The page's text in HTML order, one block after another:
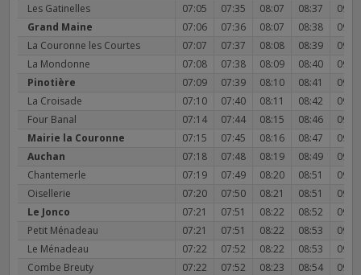
Les Gatinelles
Grand Maine
La Couronne les Courtes
La Mondonne
Pinotière
La Croisade
Four Banal
Mairie la Couronne
Auchan
Chantemerle
Oisellerie
Le Jonco
Petit Ménadeau
Le Ménadeau
Combe Breuty
07:05
07:35 08:07 08:37
09:15
07:06
07:36 08:07 08:38
09:16
07:07
07:37 08:08 08:39
09:17
07:08
07:38 08:09 08:40
09:18
07:09
07:39 08:10 08:41
09:19
07:10
07:40 08:11 08:42
09:20
07:14
07:44 08:15 08:46
09:24
07:15
07:45 08:16 08:47
09:25
07:18
07:48 08:19 08:49
09:27
07:19
07:49 08:20 08:51
09:29
07:20
07:50 08:21 08:51
09:29
07:21
07:51 08:22 08:52
09:30
07:21
07:51 08:22 08:53
09:31
07:22
07:52 08:22 08:53
09:31
07:22
07:52 08:23 08:54
09:32